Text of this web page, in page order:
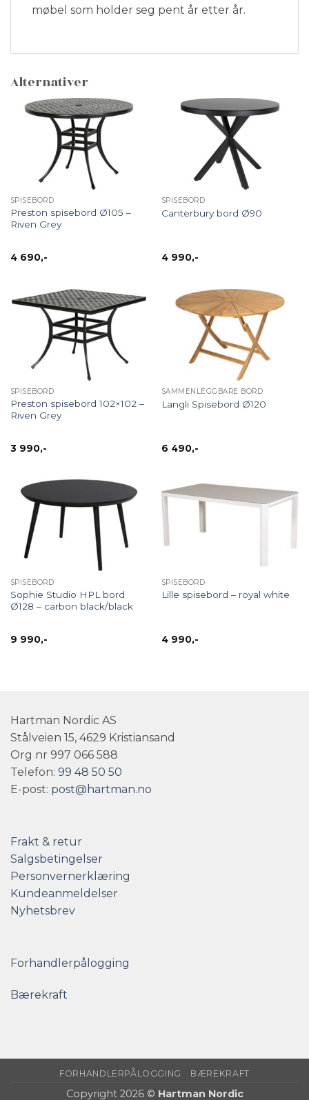
møbel som holder seg pent år etter år.
Alternativer
SPISEBORD
Preston spisebord Ø105 –
Riven Grey
4 690,-
SPISEBORD
Canterbury bord Ø90
4 990,-
SPISEBORD
Preston spisebord 102×102 –
Riven Grey
3 990,-
SAMMENLEGGBARE BORD
Langli Spisebord Ø120
6 490,-
SPISEBORD
Sophie Studio HPL bord
Ø128 – carbon black/black
9 990,-
SPISEBORD
Lille spisebord – royal white
4 990,-
Hartman Nordic AS
Stålveien 15, 4629 Kristiansand
Org nr 997 066 588
Telefon: 99 48 50 50
E-post: post@hartman.no
Frakt & retur
Salgsbetingelser
Personvernerklæring
Kundeanmeldelser
Nyhetsbrev
Forhandlerpålogging
Bærekraft
FORHANDLERPÅLOGGING BÆREKRAFT
Copyright 2026 © Hartman Nordic